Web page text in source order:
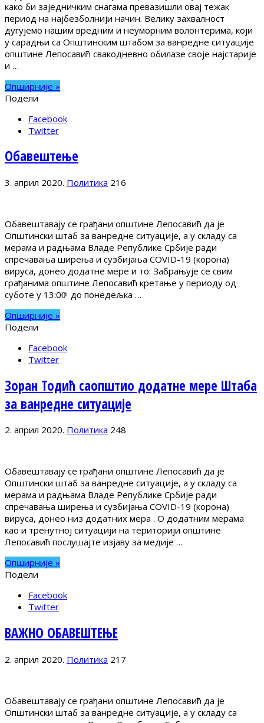
како би заједничким снагама превазишли овај тежак
период на најбезболнији начин. Велику захвалност
дугујемо нашим вредним и неуморним волонтерима, који
у сарадњи са Општинским штабом за ванредне ситуације
општине Лепосавић свакодневно обилазе своје најстарије
и …
Опширније »
Подели
Facebook
Twitter
Oбавештење
3. април 2020. Политика 216
Обавештавају се грађани општине Лепосавић да је
Општински штаб за ванредне ситуације, а у складу са
мерама и радњама Владе Републике Србије ради
спречавања ширења и сузбијања COVID-19 (корона)
вируса, донео додатне мере и то: Забрањује се свим
грађанима општине Лепосавић кретање у периоду од
суботе у 13:00ͪ до понедељка …
Опширније »
Подели
Facebook
Twitter
Зоран Тодић саопштио додатне мере Штаба
за ванредне ситуације
2. април 2020. Политика 248
Обавештавају се грађани општине Лепосавић да је
Општински штаб за ванредне ситуације, а у складу са
мерама и радњама Владе Републике Србије ради
спречавања ширења и сузбијања COVID-19 (корона)
вируса, донео низ додатних мера . О додатним мерама
као и тренутној ситуацији на територији општине
Лепосавић послушајте изјаву за медије …
Опширније »
Подели
Facebook
Twitter
ВАЖНО ОБАВЕШТЕЊЕ
2. април 2020. Политика 217
Обавештавају се грађани општине Лепосавић да је
Општински штаб за ванредне ситуације, а у складу са